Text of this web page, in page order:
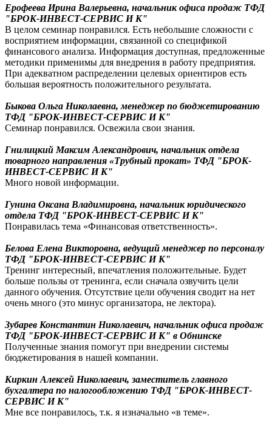
Ерофеева Ирина Валерьевна, начальник офиса продаж ТФД
"БРОК-ИНВЕСТ-СЕРВИС И К"
В целом семинар понравился. Есть небольшие сложности с
восприятием информации, связанной со спецификой
финансового анализа. Информация доступная, предложенные
методики применимы для внедрения в работу предприятия.
При адекватном распределении целевых ориентиров есть
большая вероятность положительного результата.
Быкова Ольга Николаевна, менеджер по бюджетированию
ТФД "БРОК-ИНВЕСТ-СЕРВИС И К"
Семинар понравился. Освежила свои знания.
Гнилицкий Максим Александрович, начальник отдела
товарного направления «Трубный прокат» ТФД "БРОК-
ИНВЕСТ-СЕРВИС И К"
Много новой информации.
Гунина Оксана Владимировна, начальник юридического
отдела ТФД "БРОК-ИНВЕСТ-СЕРВИС И К"
Понравилась тема «Финансовая ответственность».
Белова Елена Викторовна, ведущий менеджер по персоналу
ТФД "БРОК-ИНВЕСТ-СЕРВИС И К"
Тренинг интересный, впечатления положительные. Будет
больше пользы от тренинга, если сначала озвучить цели
данного обучения. Отсутствие цели обучения сводит на нет
очень много (это минус организатора, не лектора).
Зубарев Константин Николаевич, начальник офиса продаж
ТФД "БРОК-ИНВЕСТ-СЕРВИС И К" в Обнинске
Полученные знания помогут при внедрении системы
бюджетирования в нашей компании.
Киркин Алексей Николаевич, заместитель главного
бухгалтера по налогообложению ТФД "БРОК-ИНВЕСТ-
СЕРВИС И К"
Мне все понравилось, т.к. я изначально «в теме».